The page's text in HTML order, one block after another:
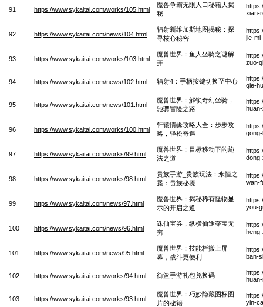
91 https://www.sykaitai.com/works/105.html
魔兽争霸无限人口秘籍大揭
秘
xian-
92 https://www.sykaitai.com/news/104.html
辐射新维加斯地图揭秘：探
寻核心秘密
jie-
93 https://www.sykaitai.com/works/103.html
魔兽世界：鱼人坐骑之谜解
开
zuo-
94 https://www.sykaitai.com/news/102.html 辐射4：手柄按键切换至中心
qie-
95 https://www.sykaitai.com/news/101.html
魔兽世界：解锁奇幻坐骑，
驰骋冒险之路
96 https://www.sykaitai.com/works/100.html
轩辕情缘攻略大全：步步攻
略，轻松奇遇
97 https://www.sykaitai.com/works/99.html
魔兽世界：目标移动下的施
法之道
98 https://www.sykaitai.com/works/98.html
贵族手游_贵族玩法：永恒之
冕：贵族秘境
wan-
99 https://www.sykaitai.com/news/97.html
魔兽世界：揭秘稀有怪物显
示的开启之道
you-
100 https://www.sykaitai.com/news/96.html
诛仙宝券，纵横仙途夺宝无
穷
101 https://www.sykaitai.com/news/95.html
魔兽世界：技能栏搬上屏
幕，战斗更便利
ban-
102 https://www.sykaitai.com/works/94.html 街篮手游礼包兑换码
103 https://www.sykaitai.com/works/93.html
魔兽世界：巧妙隐藏图标图
片的秘籍
yin-